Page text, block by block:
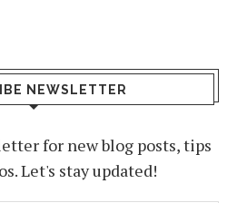
NEWSLETTER
for new blog posts, tips
Let's stay updated!